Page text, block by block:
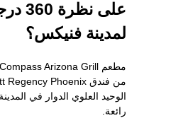
على
لمدينة فنيكس؟
الوحيد العلوي الدوار في
رائعة.